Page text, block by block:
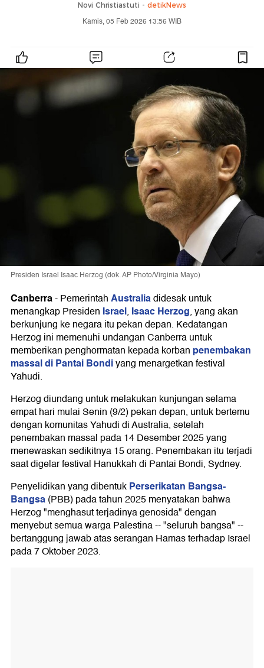
Novi Christiastuti - detikNews
Kamis, 05 Feb 2026 13:56 WIB
Presiden Israel Isaac Herzog (dok. AP Photo/Virginia Mayo)
Canberra-PemerintahAustraliadidesak untuk
menangkap Presiden Israel, Isaac Herzog, yang akan
berkunjung ke negara itu pekan depan. Kedatangan
Herzog ini memenuhi undangan Canberra untuk
memberikan penghormatan kepada korban penembakan
massal di Pantai Bondiyang menargetkan festival
Yahudi.
Herzog diundang untuk melakukan kunjungan selama
empat hari mulai Senin (9/2) pekan depan, untuk bertemu
dengan komunitas Yahudi di Australia, setelah
penembakan massal pada 14 Desember 2025 yang
menewaskan sedikitnya 15 orang. Penembakan itu terjadi
saat digelar festival Hanukkah di Pantai Bondi, Sydney.
Penyelidikan yang dibentukPerserikatan Bangsa-
Bangsa(PBB) pada tahun 2025 menyatakan bahwa
Herzog "menghasut terjadinya genosida" dengan
menyebut semua warga Palestina -- "seluruh bangsa" --
bertanggung jawab atas serangan Hamas terhadap Israel
pada 7 Oktober 2023.